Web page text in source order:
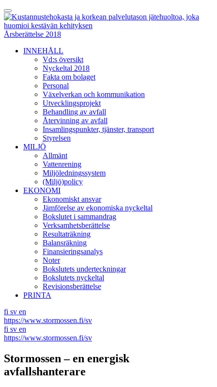
Skip
to
content
Toggle
Menu
Årsberättelse 2018
INNEHÅLL
Vd:s översikt
Nyckeltal 2018
Fakta om bolaget
Personal
Växelverkan och kommunikation
Utvecklingsprojekt
Behandling av avfall
Återvinning av avfall
Insamlingspunkter, tjänster, transport
Styrelsen
MILJÖ
Allmänt
Vattenrening
Miljöledningssystem
(Miljö)policy
EKONOMI
Ekonomiskt ansvar
Jämförelse av ekonomiska nyckeltal
Bokslutet i sammandrag
Verksamhetsberättelse
Resultaträkning
Balansräkning
Finansieringsanalys
Noter
Bokslutets underteckningar
Bokslutets nyckeltal
Revisionsberättelse
PRINTA
fi sv en
https://www.stormossen.fi/sv
fi sv en
https://www.stormossen.fi/sv
Stormossen – en energisk
avfallshanterare